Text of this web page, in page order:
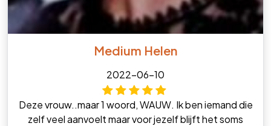
Medium Helen
2022-06-10
Deze vrouw..maar 1 woord, WAUW. Ik ben iemand die
zelf veel aanvoelt maar voor jezelf blijft het soms